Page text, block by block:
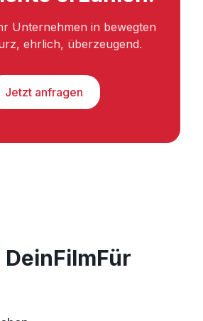
Unternehmen in bewegten
ehrlich, überzeugend.
Jetzt anfragen
DeinFilmFür